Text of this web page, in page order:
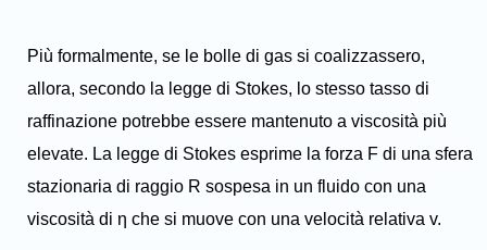
Più formalmente, se le bolle di gas si coalizzassero,
allora, secondo la legge di Stokes, lo stesso tasso di
raffinazione potrebbe essere mantenuto a viscosità più
elevate. La legge di Stokes esprime la forza F di una sfera
stazionaria di raggio R sospesa in un fluido con una
viscosità di η che si muove con una velocità relativa v.